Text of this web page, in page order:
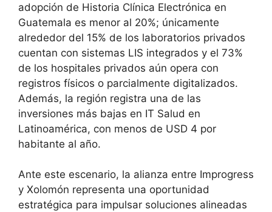
adopción de Historia Clínica Electrónica en
Guatemala es menor al 20%; únicamente
alrededor del 15% de los laboratorios privados
cuentan con sistemas LIS integrados y el 73%
de los hospitales privados aún opera con
registros físicos o parcialmente digitalizados.
Además, la región registra una de las
inversiones más bajas en IT Salud en
Latinoamérica, con menos de USD 4 por
habitante al año.
Ante este escenario, la alianza entre Improgress
y Xolomón representa una oportunidad
estratégica para impulsar soluciones alineadas